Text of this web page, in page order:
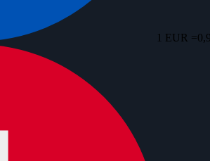
1 EUR =